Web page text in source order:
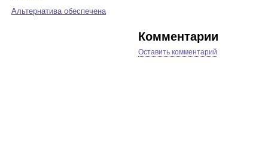
Альтернатива обеспечена
Комментарии
Оставить комментарий